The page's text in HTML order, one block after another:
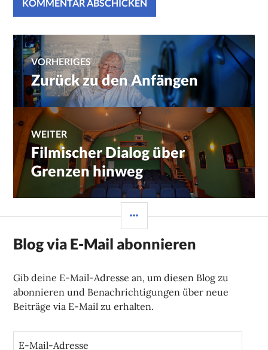
Beitragsnavigation
VORHERIGES
Vorheriger
Beitrag:
Zurück zu den Anfängen
WEITER
Nächster
Beitrag:
Filmischer Dialog über
Grenzen hinweg
Blog via E-Mail abonnieren
Gib deine E-Mail-Adresse an, um diesen Blog zu
abonnieren und Benachrichtigungen über neue
Beiträge via E-Mail zu erhalten.